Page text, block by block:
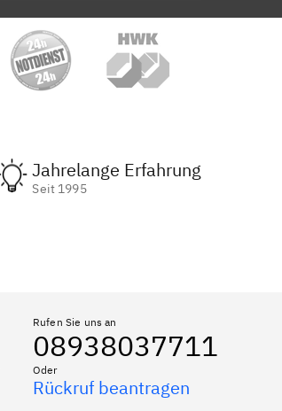
Jahrelange Erfahrung
Seit 1995
Rufen Sie uns an
08938037711
Oder
Rückruf beantragen